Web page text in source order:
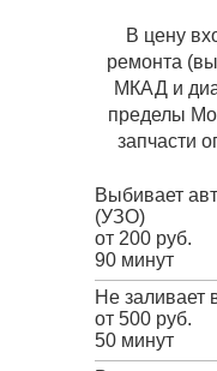
В цену
ремонта
МКАД и
пределы
запчасти
Выбивает
(УЗО)
от 200 руб.
90 минут
Не заливает
от 500 руб.
50 минут